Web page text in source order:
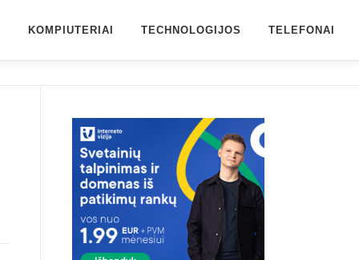
KOMPIUTERIAI TECHNOLOGIJOS TELEFONAI